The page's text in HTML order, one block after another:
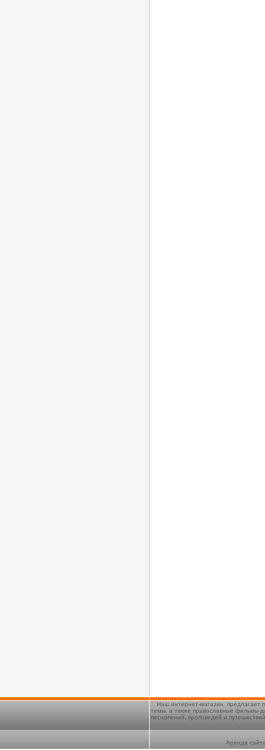
Наш интернет-магазин предлагает
темы, а также православные фильмы
песнопений, проповедей и
Аренда